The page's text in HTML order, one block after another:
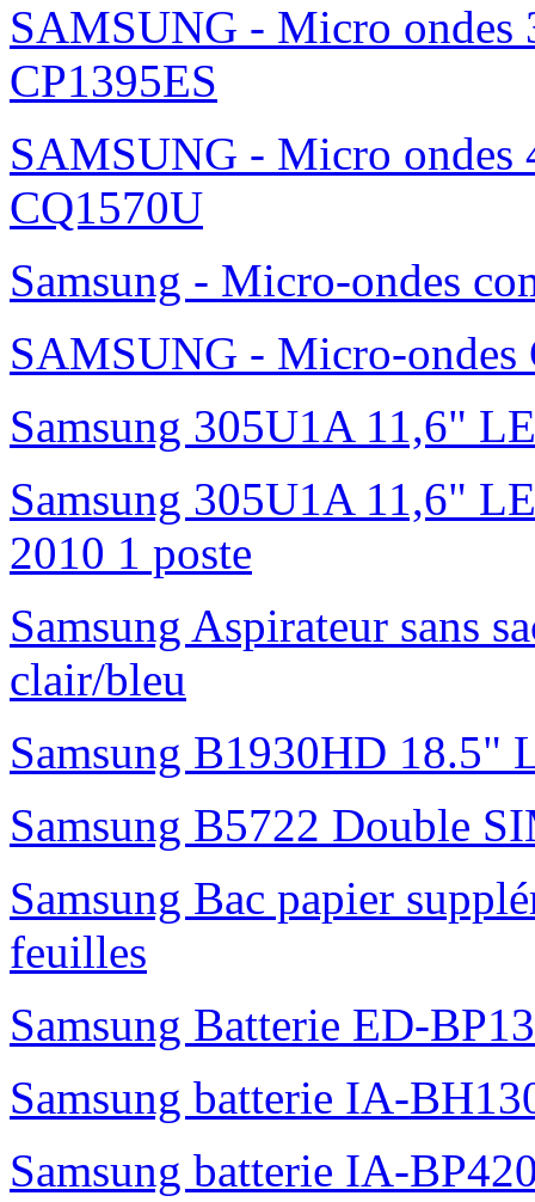
SAMSUNG - Micro
CP1395ES
SAMSUNG - Micro
CQ1570U
Samsung - Micro-ondes
SAMSUNG - Micro-ondes
Samsung 305U1A 11,6"
Samsung 305U1A 11,6"
2010 1 poste
Samsung Aspirateur sans
clair/bleu
Samsung B1930HD 18.5"
Samsung B5722 Double
Samsung Bac papier
feuilles
Samsung Batterie ED-
Samsung batterie IA-
Samsung batterie IA-